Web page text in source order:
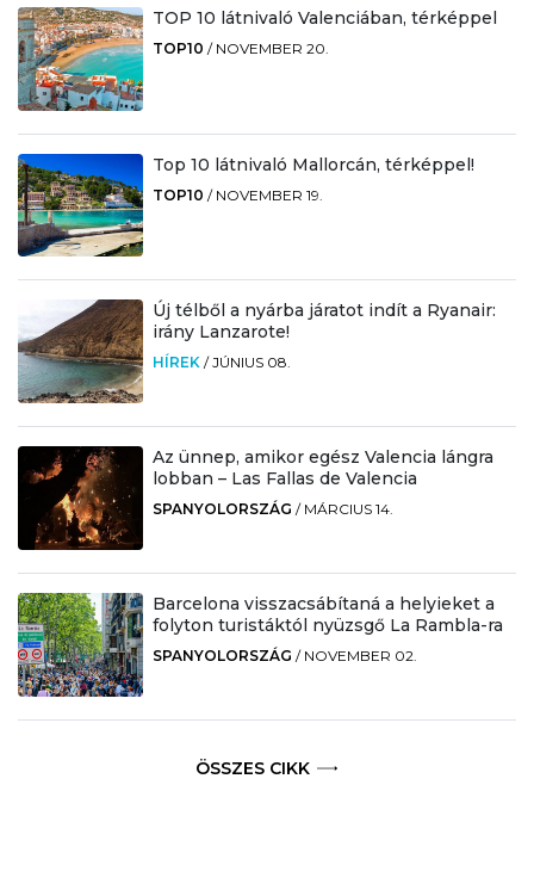
TOP 10 látnivaló Valenciában, térképpel
TOP10 / NOVEMBER 20.
Top 10 látnivaló Mallorcán, térképpel!
TOP10 / NOVEMBER 19.
Új télből a nyárba járatot indít a Ryanair:
irány Lanzarote!
HÍREK /JÚNIUS 08.
Az ünnep, amikor egész Valencia lángra
lobban – Las Fallas de Valencia
SPANYOLORSZÁG / MÁRCIUS 14.
Barcelona visszacsábítaná a helyieket a
folyton turistáktól nyüzsgő La Rambla-ra
SPANYOLORSZÁG / NOVEMBER 02.
ÖSSZES CIKK